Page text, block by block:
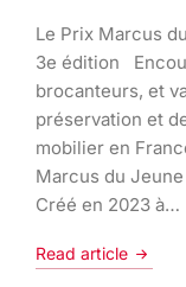
Le Prix Marcus
3e édition
brocanteurs, et
préservation et
mobilier en
Marcus du
Créé en 2023 à…
Read article